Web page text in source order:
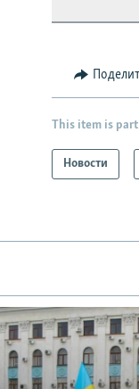
This item is
Новости